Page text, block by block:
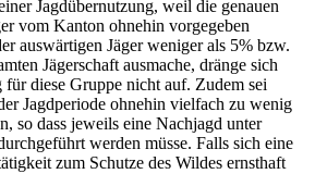
Jagdübernutzung, weil die genauen
vom Kanton ohnehin vorgegeben
auswärtigen Jäger weniger als 5% bzw.
Jägerschaft ausmache, dränge sich
für diese Gruppe nicht auf. Zudem sei
Jagdperiode ohnehin vielfach zu wenig
so dass jeweils eine Nachjagd unter
werden müsse. Falls sich eine
zum Schutze des Wildes ernsthaft